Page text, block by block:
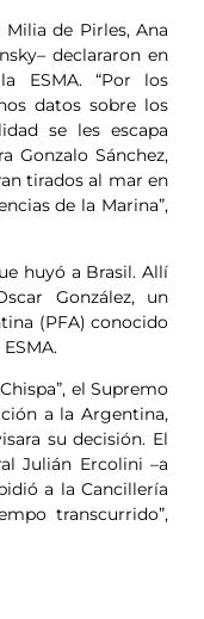
Milia de Pirles, Ana
declararon en
ESMA. “Por los
datos sobre los
se les escapa
Gonzalo Sánchez,
tirados al mar en
de la Marina”,
huyó a Brasil. Allí
González, un
(PFA) conocido
el Supremo
a la Argentina,
su decisión. El
Julián Ercolini –a
a la Cancillería
transcurrido”,